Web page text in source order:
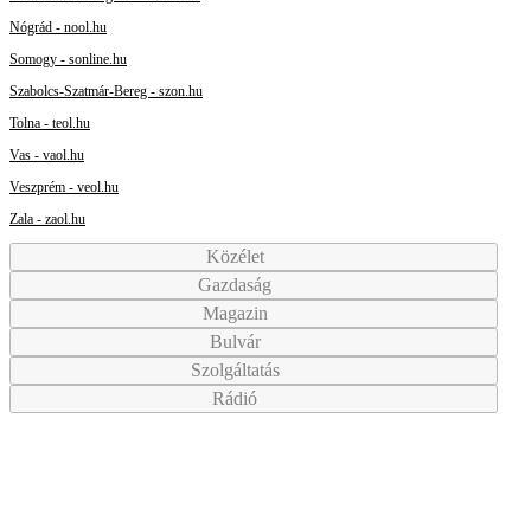
Nógrád - nool.hu
Somogy - sonline.hu
Szabolcs-Szatmár-Bereg - szon.hu
Tolna - teol.hu
Vas - vaol.hu
Veszprém - veol.hu
Zala - zaol.hu
Közélet
Gazdaság
Magazin
Bulvár
Szolgáltatás
Rádió